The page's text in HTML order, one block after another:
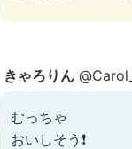
きゃろりん
むっちゃ
おいしそう❗